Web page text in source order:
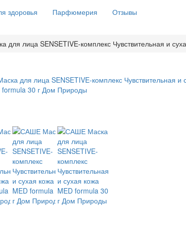
здоровья Парфюмерия Отзывы
для лица SENSETIVE-комплекс Чувствительная и